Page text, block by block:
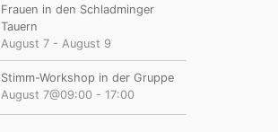
Frauen in den Schladminger
Tauern
August 7- August 9
Stimm-Workshop in der Gruppe
August 7@09:00- 17:00